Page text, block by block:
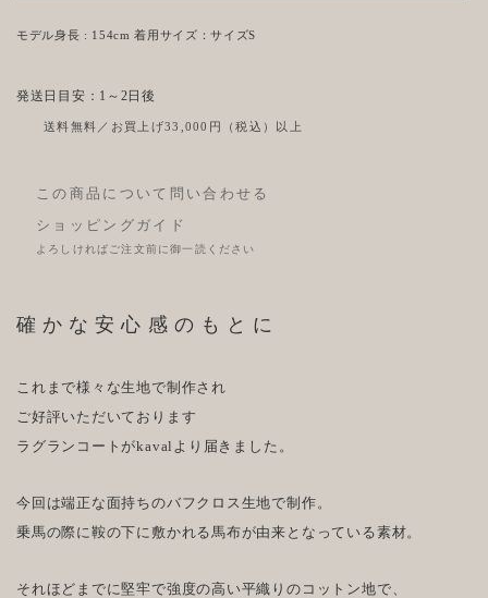
モデル身長 : 154cm 着用サイズ：サイズS
発送日目安：1～2日後
送料無料／お買上げ33,000円（税込）以上
この商品について問い合わせる
ショッピングガイド
よろしければご注文前に御一読ください
確かな安心感のもとに
これまで様々な生地で制作され
ご好評いただいております
ラグランコートがkavalより届きました。
今回は端正な面持ちのバフクロス生地で制作。
乗馬の際に鞍の下に敷かれる馬布が由来となっている素材。
それほどまでに堅牢で強度の高い平織りのコットン地で、